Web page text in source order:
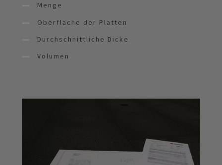
Menge
Oberfläche der Platten
Durchschnittliche Dicke
Volumen